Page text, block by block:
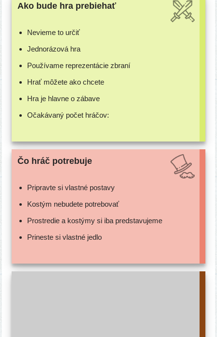
Ako bude hra prebiehať
Nevieme to určiť
Jednorázová hra
Používame repre­zen­tá­cie zbraní
Hrať môže­te ako chcete
Hra je hlav­ne o zábave
Očakávaný počet hráčov:
Čo hráč potrebuje
Pripravte si vlast­né postavy
Kostým nebu­de­te potrebovať
Prostredie a kos­tý­my si iba predstavujeme
Prineste si vlast­né jedlo